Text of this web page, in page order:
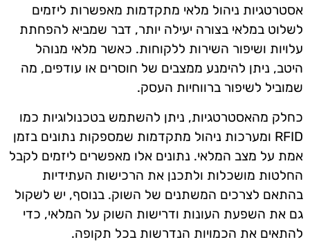
אסטרטגיות ניהול מלאי מתקדמות מאפשרות ליזמים
לשלוט במלאי בצורה יעילה יותר, דבר שמביא להפחתת
עלויות ושיפור השירות ללקוחות. כאשר מלאי מנוהל
היטב, ניתן להימנע ממצבים של חוסרים או עודפים, מה
שמוביל לשיפור ברווחיות העסק.
כחלק מהאסטרטגיות, ניתן להשתמש בטכנולוגיות כמו
RFID ומערכות ניהול מתקדמות שמספקות נתונים בזמן
אמת על מצב המלאי. נתונים אלו מאפשרים ליזמים לקבל
החלטות מושכלות ולתכנן את הרכישות העתידיות
בהתאם לצרכים המשתנים של השוק. בנוסף, יש לשקול
גם את השפעת העונות ודרישות השוק על המלאי, כדי
להתאים את הכמויות הנדרשות בכל תקופה.